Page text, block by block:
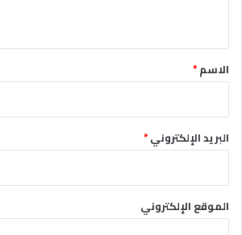
*الاسم*
البريد الإلكتروني*
الموقع الإلكتروني